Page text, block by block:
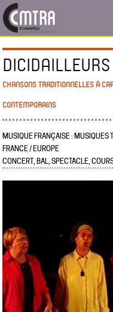
DICIDAILLEURS
CHANSONS TRADITIONNELLES À
CONTEMPORAINS
MUSIQUE FRANÇAISE : MUSIQUES
FRANCE / EUROPE
CONCERT, BAL, SPECTACLE,